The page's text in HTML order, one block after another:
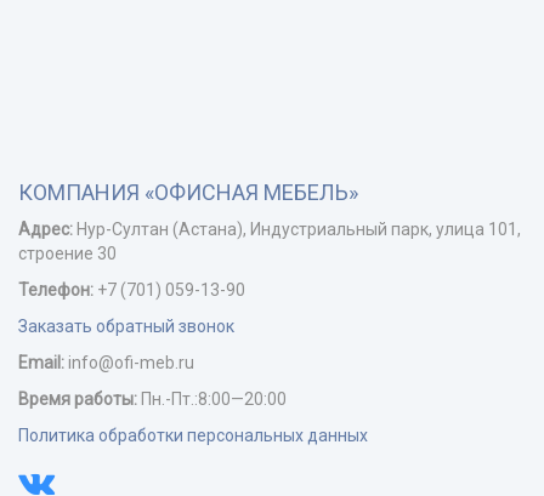
КОМПАНИЯ «ОФИСНАЯ МЕБЕЛЬ»
Адрес: Нур-Cултан (Астана), Индустриальный парк, улица 101,
строение 30
Телефон: +7 (701) 059-13-90
Заказать обратный звонок
Email:info@ofi-meb.ru
Время работы: Пн.-Пт.:8:00—20:00
Политика обработки персональных данных